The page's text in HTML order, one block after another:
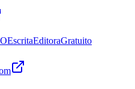
EscritaEditoraGratuito